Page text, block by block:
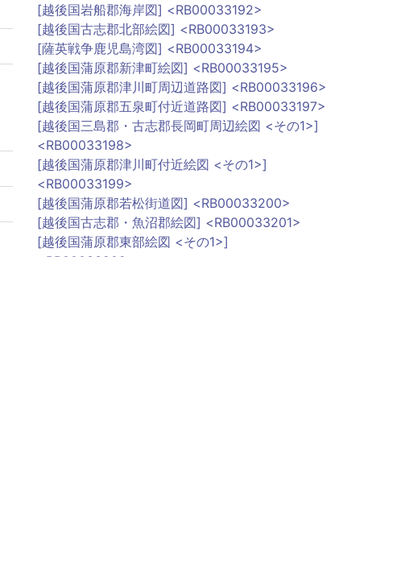
[越後国岩船郡海岸図] <RB00033192>
[越後国古志郡北部絵図] <RB00033193>
[薩英戦争鹿児島湾図] <RB00033194>
[越後国蒲原郡新津町絵図] <RB00033195>
[越後国蒲原郡津川町周辺道路図] <RB00033196>
[越後国蒲原郡五泉町付近道路図] <RB00033197>
[越後国三島郡・古志郡長岡町周辺絵図 <その1>]
<RB00033198>
[越後国蒲原郡津川町付近絵図 <その1>]
<RB00033199>
[越後国蒲原郡若松街道図] <RB00033200>
[越後国古志郡・魚沼郡絵図] <RB00033201>
[越後国蒲原郡東部絵図 <その1>]
<RB00033202>